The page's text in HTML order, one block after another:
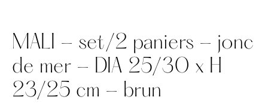
MALI - set/2 paniers - jonc
de mer - DIA 25/30 x H
23/25 cm - brun